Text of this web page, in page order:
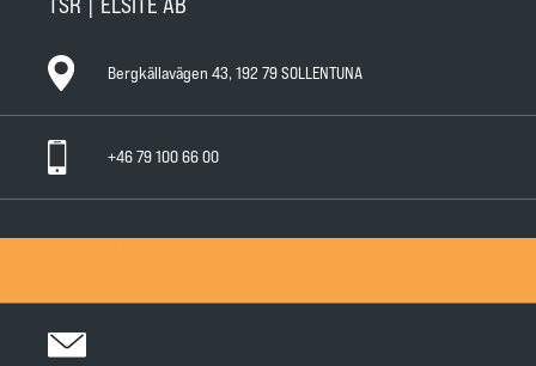
Bergkällavägen 43, 192 79 SOLLENTUNA
+46 79 100 66 00